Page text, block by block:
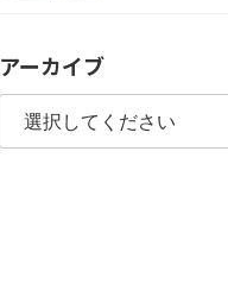
アーカイブ